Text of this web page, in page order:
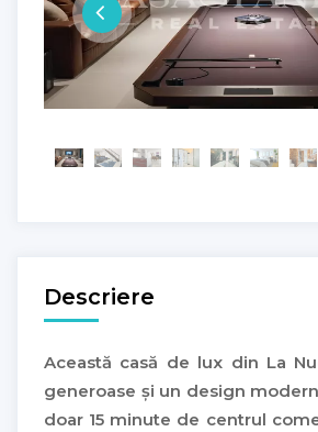
Descriere
Această casă de lux din La
generoase și un design
doar 15 minute de centrul